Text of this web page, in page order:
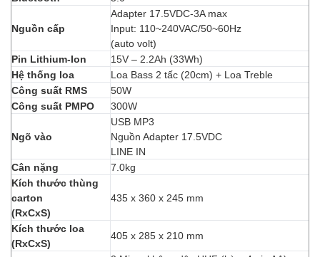
Nguồn cấp
Adapter 17.5VDC-3A max
Input: 110~240VAC/50~60Hz
(auto volt)
Pin Lithium-Ion
15V – 2.2Ah (33Wh)
Hệ thống loa
Loa Bass 2 tấc (20cm) + Loa Treble
Công suất RMS
50W
Công suất PMPO
300W
Ngõ vào
USB MP3
Nguồn Adapter 17.5VDC
LINE IN
Cân nặng
7.0kg
Kích thước thùng
carton
(RxCxS)
435 x 360 x 245 mm
Kích thước loa
(RxCxS)
405 x 285 x 210 mm